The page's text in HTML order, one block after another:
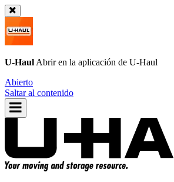
U-Haul Abrir en la aplicación de U-Haul
Abierto
Saltar al contenido